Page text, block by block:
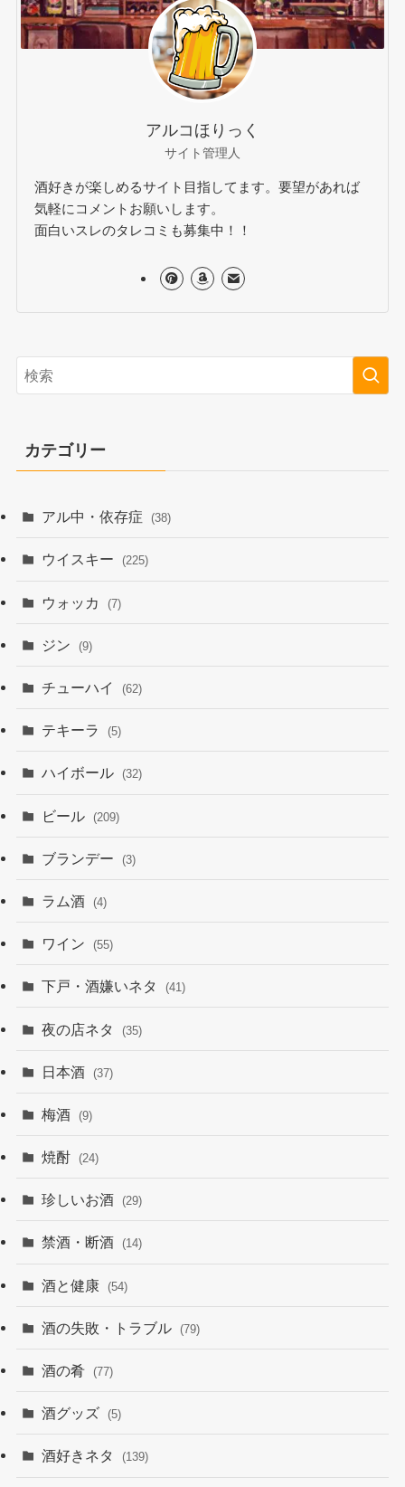
アルコほりっく
サイト管理人
酒好きが楽しめるサイト目指してます。要望があれば
気軽にコメントお願いします。
面白いスレのタレコミも募集中！！
カテゴリー
アル中・依存症 (38)
ウイスキー (225)
ウォッカ (7)
ジン (9)
チューハイ (62)
テキーラ (5)
ハイボール (32)
ビール (209)
ブランデー (3)
ラム酒 (4)
ワイン (55)
下戸・酒嫌いネタ (41)
夜の店ネタ (35)
日本酒 (37)
梅酒 (9)
焼酎 (24)
珍しいお酒 (29)
禁酒・断酒 (14)
酒と健康 (54)
酒の失敗・トラブル (79)
酒の肴 (77)
酒グッズ (5)
酒好きネタ (139)